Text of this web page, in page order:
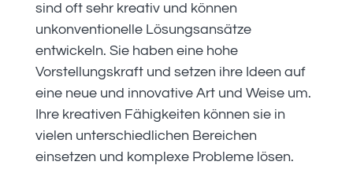
sind oft sehr kreativ und können
unkonventionelle Lösungsansätze
entwickeln. Sie haben eine hohe
Vorstellungskraft und setzen ihre Ideen auf
eine neue und innovative Art und Weise um.
Ihre kreativen Fähigkeiten können sie in
vielen unterschiedlichen Bereichen
einsetzen und komplexe Probleme lösen.